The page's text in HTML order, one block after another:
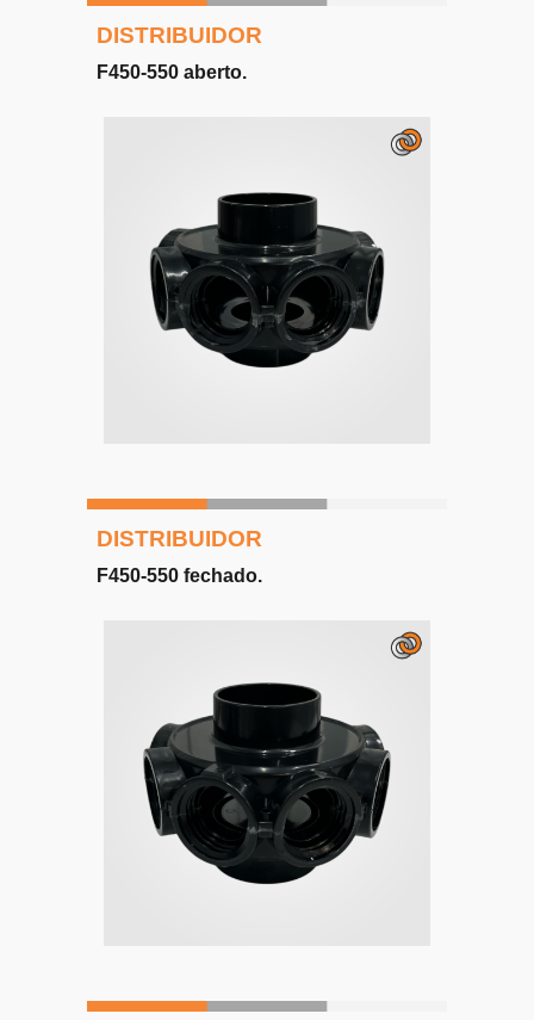
DISTRIBUIDOR
F450-550 aberto.
DISTRIBUIDOR
F450-550fechado.